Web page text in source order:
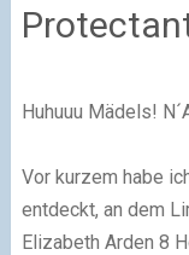
Huhuuu Mädels!
Vor kurzem habe
entdeckt, an dem
Elizabeth Arden 8